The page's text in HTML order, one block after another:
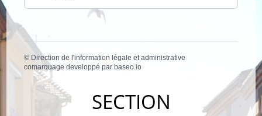
© Direction de l'information légale et administrative
comarquage developpé parbaseo.io
SECTION